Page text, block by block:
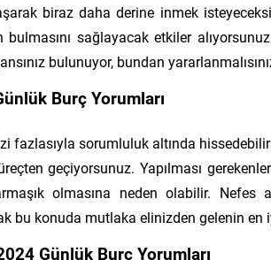
biraz daha derine inmek
bulmasını sağlayacak etkiler
bulunuyor, bundan
Burç Yorumları
fazlasıyla sorumluluk altında
geçiyorsunuz. Yapılması
olmasına neden olabilir. Nefes
bu konuda mutlaka elinizden gelenin en
Günlük Burç Yorumları